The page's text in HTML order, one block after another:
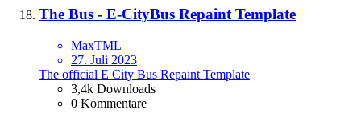
The Bus - E-CityBus Repaint Template
MaxTML
27. Juli 2023
The official E City Bus Repaint Template
3,4k Downloads
0 Kommentare